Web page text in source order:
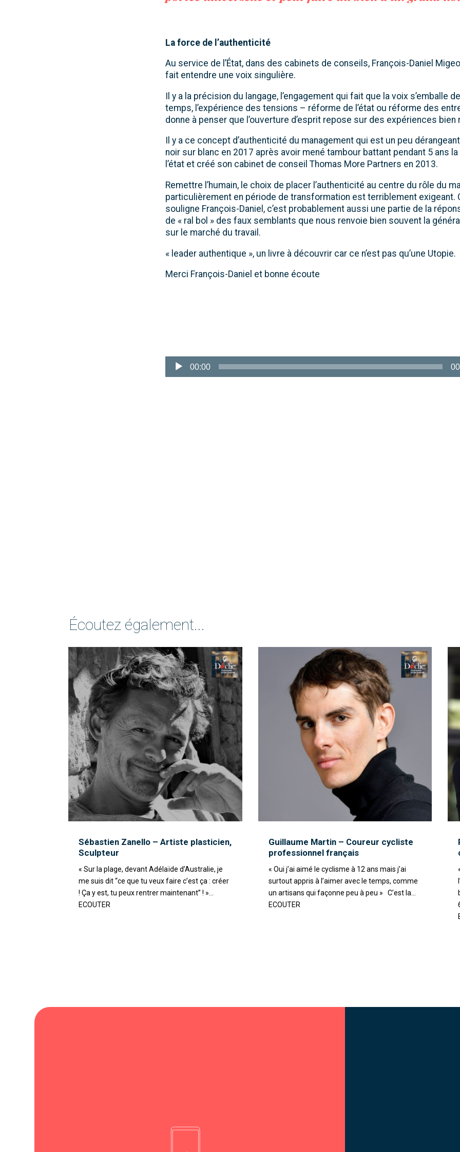
La force de l’authenticité
Au service de l’État, dans des cabinets de conseils, François-Daniel
fait entendre une voix singulière.
Il y a la précision du langage, l’engagement qui fait que la voix s’emballe
temps, l’expérience des tensions – réforme de l’état ou réforme des
donne à penser que l’ouverture d’esprit repose sur des expériences bien
Il y a ce concept d’authenticité du management qui est un peu
noir sur blanc en 2017 après avoir mené tambour battant pendant 5 ans
l’état et créé son cabinet de conseil Thomas More Partners en 2013.
Remettre l’humain, le choix de placer l’authenticité au centre du rôle du
particulièrement en période de transformation est terriblement exigeant.
souligne François-Daniel, c’est probablement aussi une partie de la
de « ral bol » des faux semblants que nous renvoie bien souvent la
sur le marché du travail.
« leader authentique », un livre à découvrir car ce n’est pas qu’une Utopie.
Merci François-Daniel et bonne écoute
00:00
Écoutez également...
Sébastien Zanello – Artiste plasticien,
Sculpteur
« Sur la plage, devant Adélaïde d’Australie, je
me suis dit “ce que tu veux faire c’est ça : créer
! Ça y est, tu peux rentrer maintenant” ! »...
ECOUTER
Guillaume Martin – Coureur cycliste
professionnel français
« Oui j’ai aimé le cyclisme à 12 ans mais j’ai
surtout appris à l’aimer avec le temps, comme
un artisans qui façonne peu à peu » C’est la...
ECOUTER